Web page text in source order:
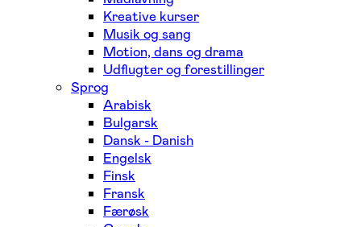
Kreative kurser
Musik og sang
Motion, dans og drama
Udflugter og forestillinger
Sprog
Arabisk
Bulgarsk
Dansk - Danish
Engelsk
Finsk
Fransk
Færøsk